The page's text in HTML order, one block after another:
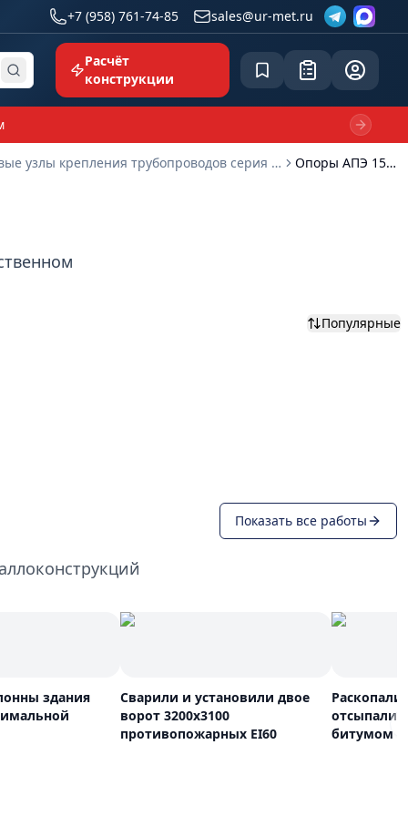
+7 (958) 761-74-85 sales@ur-met.ru
Расчёт
конструкции
Сохранённое
Заявка
Next
Типовые узлы крепления трубопроводов серия 5.908-2
Опоры АПЭ 1572.0
Популярные
Показать все работы
здания
Сварили и установили двое
ворот 3200х3100
противопожарных EI60
отсыпали,
битумом